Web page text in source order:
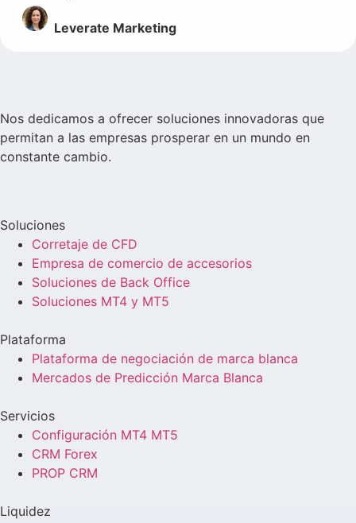
Leverate Marketing
Nos dedicamos a ofrecer soluciones innovadoras que
permitan a las empresas prosperar en un mundo en
constante cambio.
Soluciones
Corretaje de CFD
Empresa de comercio de accesorios
Soluciones de Back Office
Soluciones MT4 y MT5
Plataforma
Plataforma de negociación de marca blanca
Mercados de Predicción Marca Blanca
Servicios
Configuración MT4 MT5
CRM Forex
PROP CRM
Liquidez